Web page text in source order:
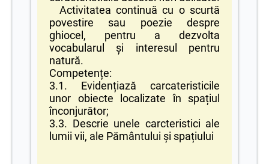
Activitatea continuă cu o scurtă
povestire sau poezie despre
ghiocel, pentru a dezvolta
vocabularul și interesul pentru
natură.
Competențe:
3.1. Evidențiază carcateristicile
unor obiecte localizate în spațiul
înconjurător;
3.3. Descrie unele carcteristici ale
lumii vii, ale Pământului și spațiului